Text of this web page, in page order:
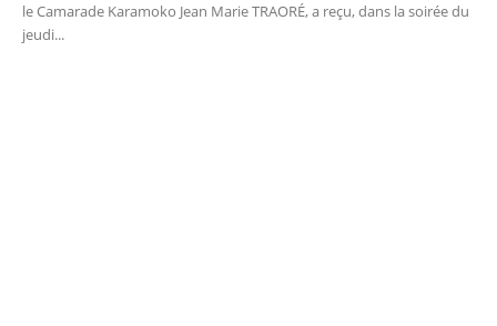
le Camarade Karamoko Jean Marie TRAORÉ, a reçu, dans la soirée du
jeudi...